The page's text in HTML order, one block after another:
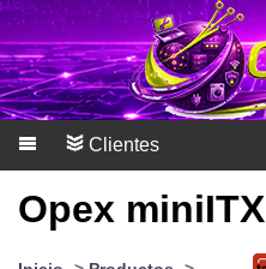
Clientes
Opex miniITX